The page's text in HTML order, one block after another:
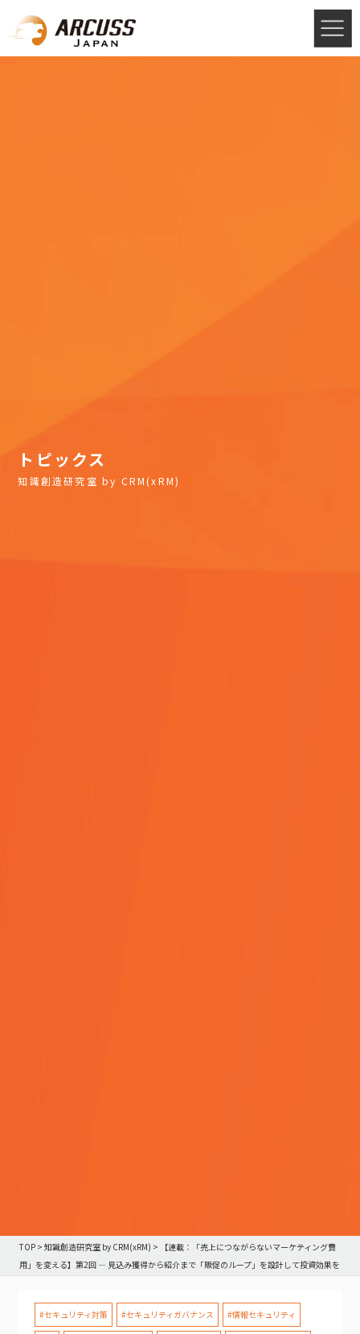
トピックス
知識創造研究室 by CRM(xRM)
TOP >知識創造研究室 by CRM(xRM) >
【連載：「売上につながらないマーケティング費
用」を変える】第2回 — 見込み獲得から紹介まで「販促のループ」を設計して投資効果を
#セキュリティ対策 #セキュリティガバナンス #情報セキュリティ